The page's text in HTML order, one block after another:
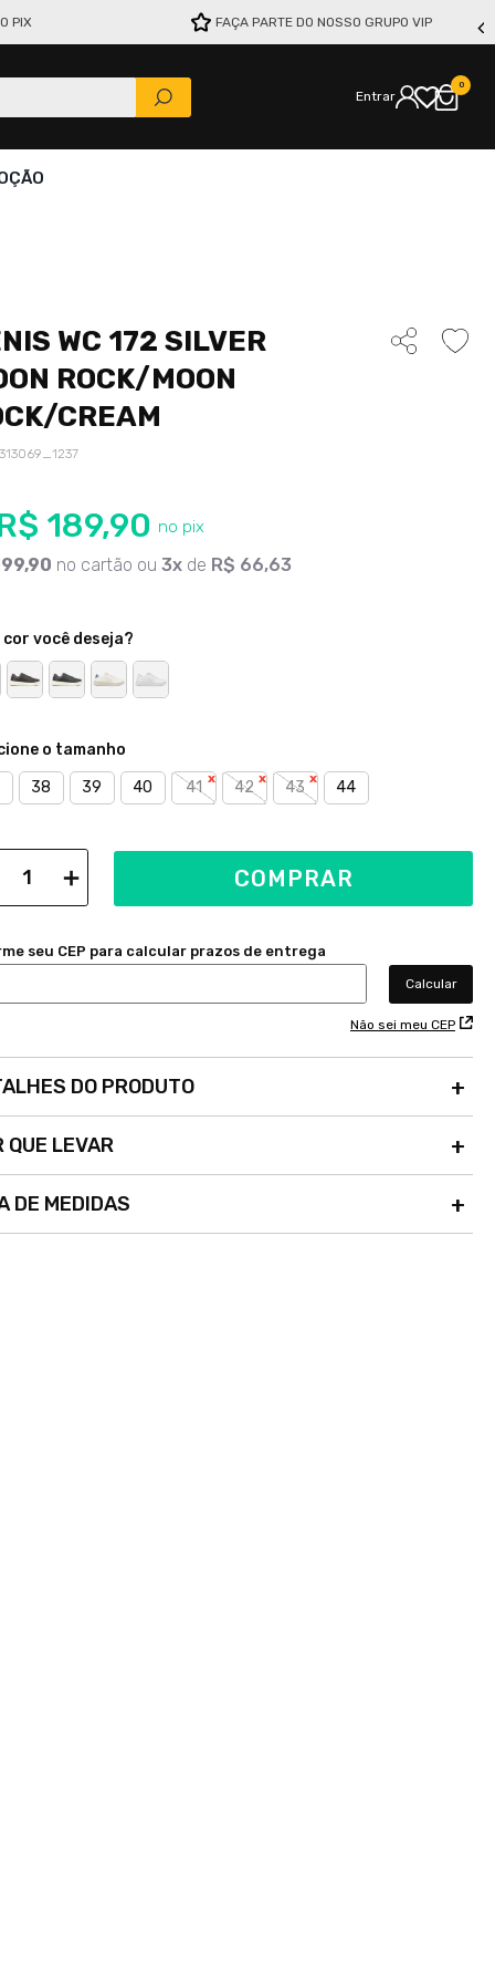
PIX FAÇA PARTE DO NOSSO GRUPO VIP
Entrar
0
WC 172 SILVER
ROCK/MOON
CREAM
313069_1237
189,90
,90 no cartão ou 3 de R$ 66,63
cor você deseja?
38 39 40 41 42 43 44
＋ COMPRAR
Não sei meu CEP
DO PRODUTO
QUE LEVAR
DE MEDIDAS